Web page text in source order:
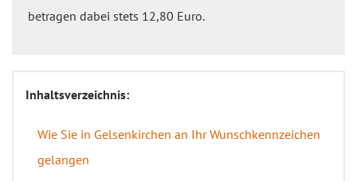
betragen dabei stets 12,80 Euro.
Inhaltsverzeichnis:
Wie Sie in Gelsenkirchen an Ihr Wunschkennzeichen
gelangen